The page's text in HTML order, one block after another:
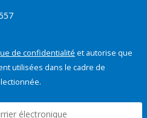
de confidentialité et autorise que
utilisées dans le cadre de